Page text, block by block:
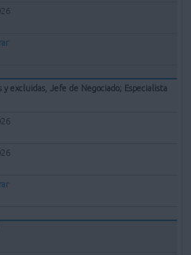
excluidas, Jefe de Negociado; Especialista